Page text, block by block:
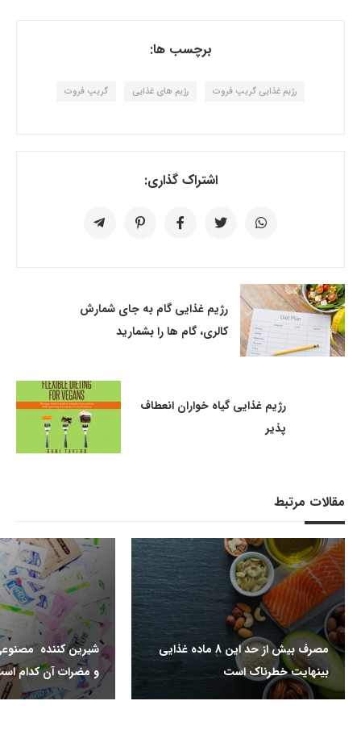
برچسب ها:
رژیم غذایی گریپ فروت رژیم های غذایی گریپ فروت
اشتراک گذاری:
رژیم غذایی گام به جای شمارش
کالری، گام‌ ها را بشمارید
رژیم غذایی گیاه ‌خواران انعطاف‌
پذیر
مقالات مرتبط
مصرف بیش از حد این 8 ماده غذایی
بینهایت خطرناک است
شیرین کننده
و مضرات آن کدام